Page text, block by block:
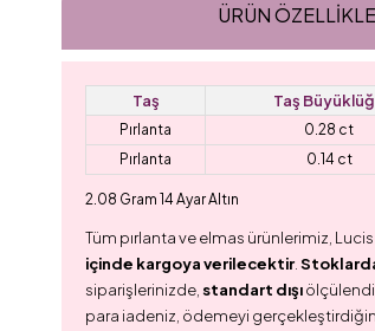
ÜRÜN
Taş Taş
Pırlanta 0.28 ct
Pırlanta
0.14 ct
2.08 Gram 14 Ayar Altın
Tüm pırlanta ve elmas ürünlerimiz,
içinde kargoya verilecektir.
siparişlerinizde, standart dışı
para iadeniz, ödemeyi